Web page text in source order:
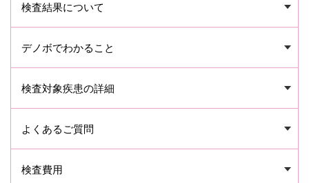
検査結果について
デノボでわかること
検査対象疾患の詳細
よくあるご質問
検査費用